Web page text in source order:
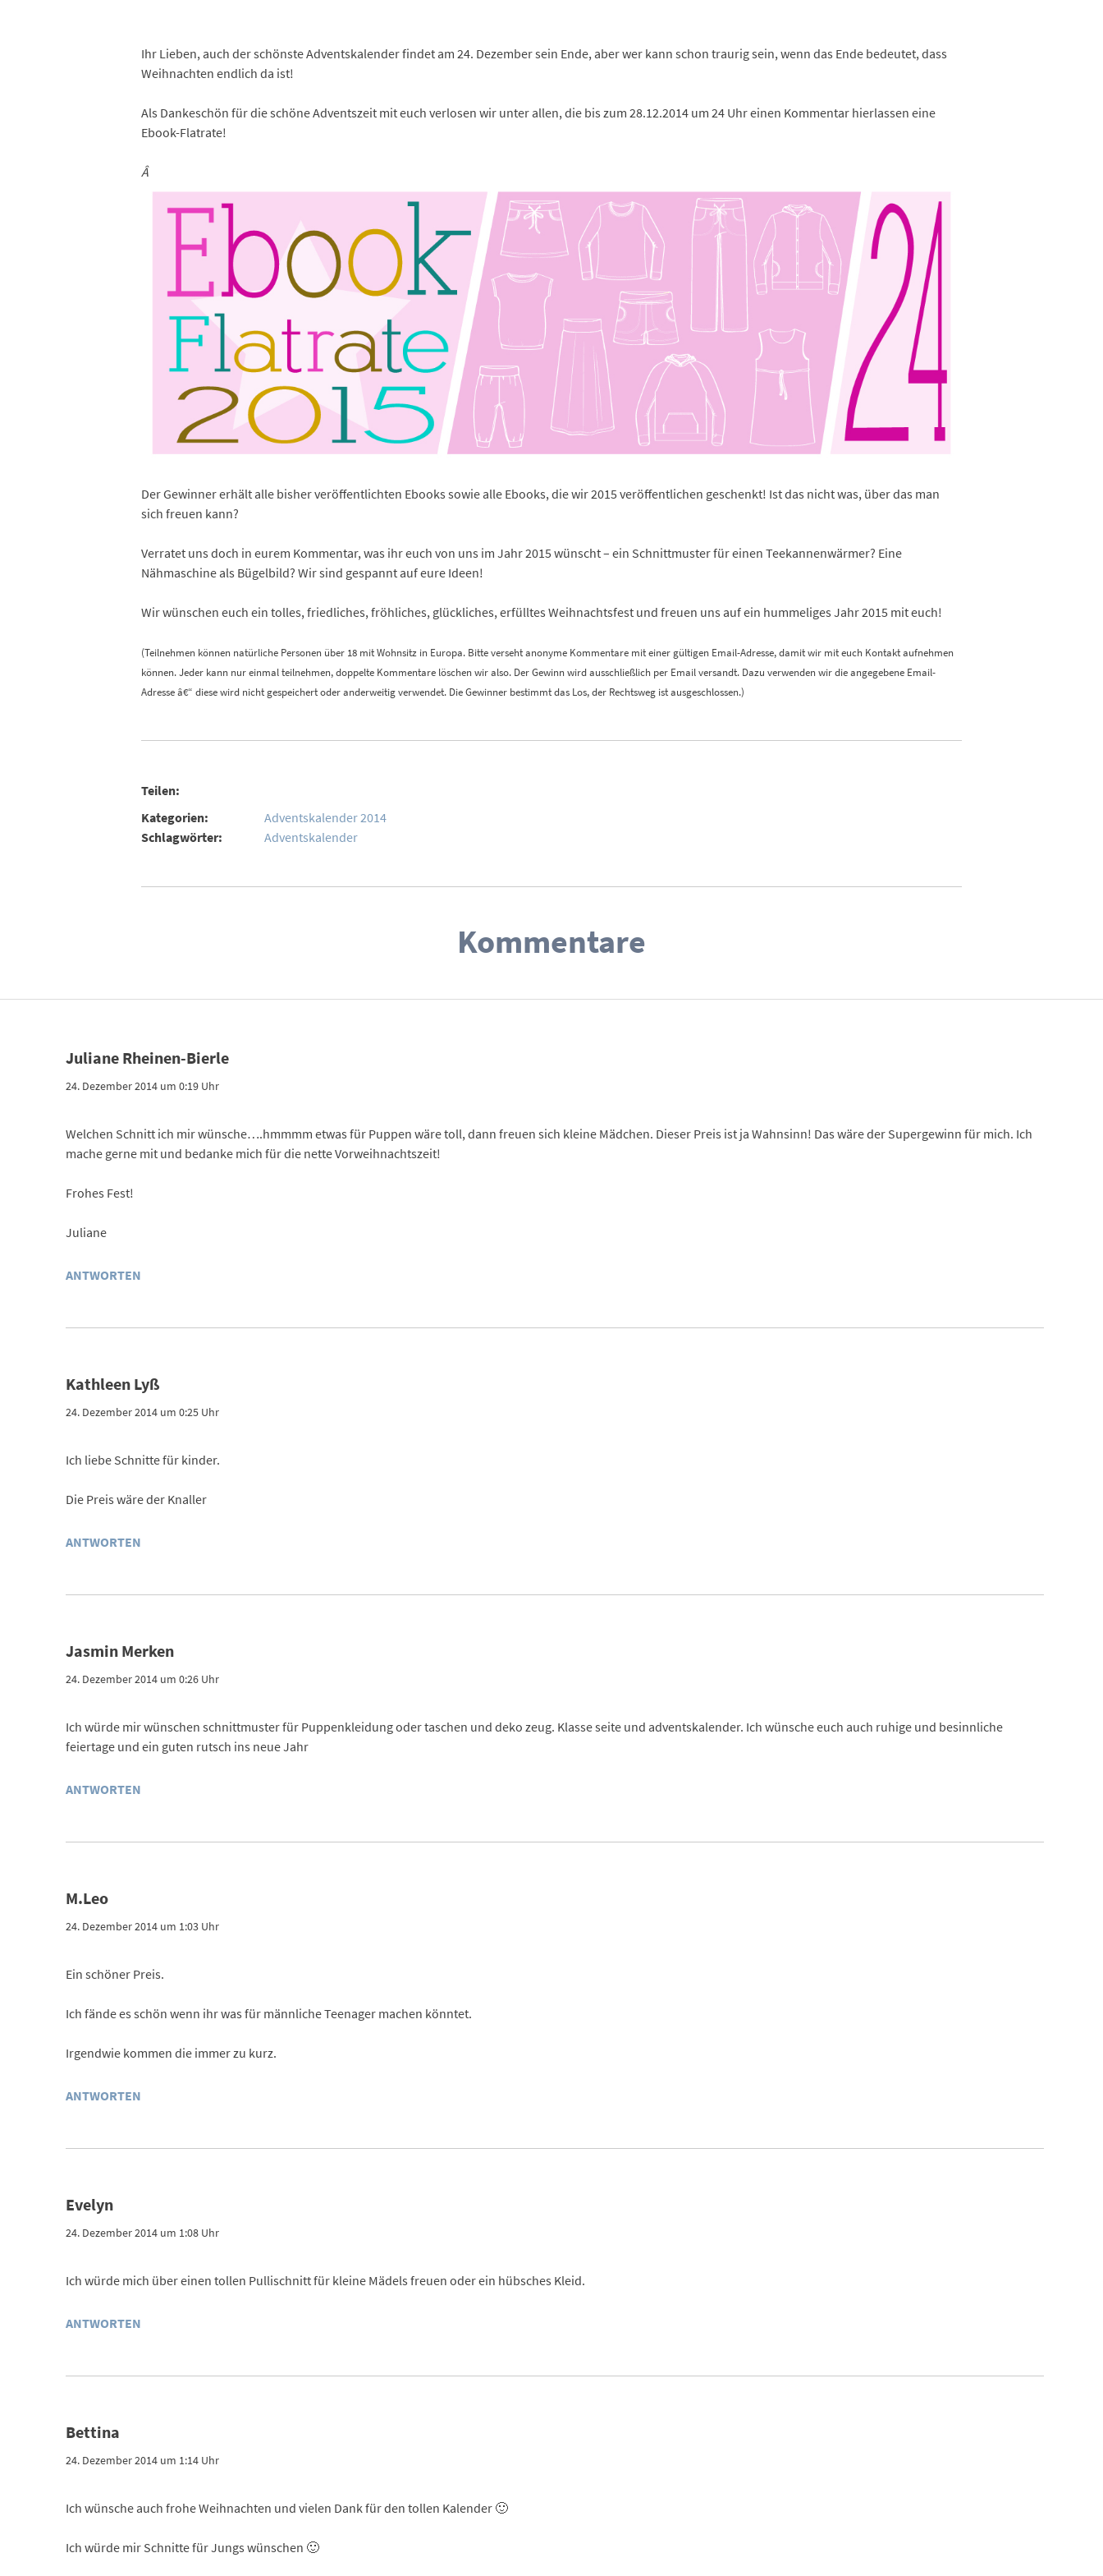
Ihr Lieben, auch der schönste Adventskalender findet am 24. Dezember sein Ende, aber wer kann schon traurig sein, wenn das Ende bedeutet, dass
Weihnachten endlich da ist!
Als Dankeschön für die schöne Adventszeit mit euch verlosen wir unter allen, die bis zum 28.12.2014 um 24 Uhr einen Kommentar hierlassen eine
Ebook-Flatrate!
Â
Der Gewinner erhält alle bisher veröffentlichten Ebooks sowie alle Ebooks, die wir 2015 veröffentlichen geschenkt! Ist das nicht was, über das man
sich freuen kann?
Verratet uns doch in eurem Kommentar, was ihr euch von uns im Jahr 2015 wünscht – ein Schnittmuster für einen Teekannenwärmer? Eine
Nähmaschine als Bügelbild? Wir sind gespannt auf eure Ideen!
Wir wünschen euch ein tolles, friedliches, fröhliches, glückliches, erfülltes Weihnachtsfest und freuen uns auf ein hummeliges Jahr 2015 mit euch!
(Teilnehmen können natürliche Personen über 18 mit Wohnsitz in Europa. Bitte verseht anonyme Kommentare mit einer gültigen Email-Adresse, damit wir mit euch Kontakt aufnehmen
können. Jeder kann nur einmal teilnehmen, doppelte Kommentare löschen wir also. Der Gewinn wird ausschließlich per Email versandt. Dazu verwenden wir die angegebene Email-
Adresse â€“ diese wird nicht gespeichert oder anderweitig verwendet. Die Gewinner bestimmt das Los, der Rechtsweg ist ausgeschlossen.)
Teilen:
Kategorien:
Adventskalender 2014
Schlagwörter:
Adventskalender
Kommentare
Juliane Rheinen-Bierle
24. Dezember 2014 um 0:19 Uhr
Welchen Schnitt ich mir wünsche….hmmmm etwas für Puppen wäre toll, dann freuen sich kleine Mädchen. Dieser Preis ist ja Wahnsinn! Das wäre der Supergewinn für mich. Ich
mache gerne mit und bedanke mich für die nette Vorweihnachtszeit!
Frohes Fest!
Juliane
ANTWORTEN
Kathleen Lyß
24. Dezember 2014 um 0:25 Uhr
Ich liebe Schnitte für kinder.
Die Preis wäre der Knaller
ANTWORTEN
Jasmin Merken
24. Dezember 2014 um 0:26 Uhr
Ich würde mir wünschen schnittmuster für Puppenkleidung oder taschen und deko zeug. Klasse seite und adventskalender. Ich wünsche euch auch ruhige und besinnliche
feiertage und ein guten rutsch ins neue Jahr
ANTWORTEN
M.Leo
24. Dezember 2014 um 1:03 Uhr
Ein schöner Preis.
Ich fände es schön wenn ihr was für männliche Teenager machen könntet.
Irgendwie kommen die immer zu kurz.
ANTWORTEN
Evelyn
24. Dezember 2014 um 1:08 Uhr
Ich würde mich über einen tollen Pullischnitt für kleine Mädels freuen oder ein hübsches Kleid.
ANTWORTEN
Bettina
24. Dezember 2014 um 1:14 Uhr
Ich wünsche auch frohe Weihnachten und vielen Dank für den tollen Kalender 🙂
Ich würde mir Schnitte für Jungs wünschen 🙂